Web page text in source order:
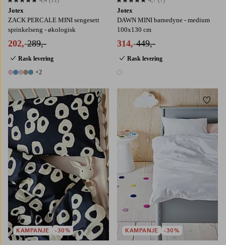
Jotex
ZACK PERCALE MINI sengesett
sprinkelseng - økologisk
202,-289,-
Rask levering
7 farger
+2
4,4 basert på 11 karaktergivninger
Jotex
DAWN MINI barnedyne - medium
100x130 cm
314,-449,-
Rask levering
1 farge
4,7 basert på 7 karaktergivninger
KAMPANJE -30%
Legg til favoritter
KAMPANJE -30%